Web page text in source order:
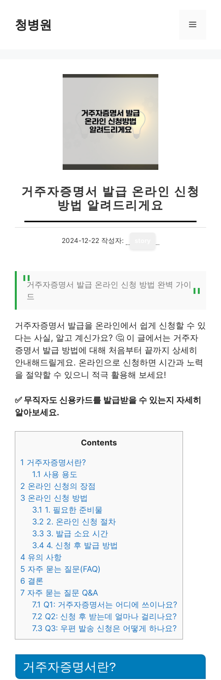
청병원 메
거주자증명서 발급 온라인 신청
방법 알려드리게요
2024-12-22 작성자:
거주자증명서 발급 온라인 신청 방법 완벽 가이
드
거주자증명서 발급을 온라인에서 쉽게 신청할 수 있
다는 사실, 알고 계신가요? 🤔 이 글에서는 거주자
증명서 발급 방법에 대해 처음부터 끝까지 상세히
안내해드릴게요. 온라인으로 신청하면 시간과 노력
을 절약할 수 있으니 적극 활용해 보세요!
✅ 무직자도 신용카드를 발급받을 수 있는지 자세히
알아보세요.
Contents
1 거주자증명서란?
1.1 사용 용도
2 온라인 신청의 장점
3 온라인 신청 방법
3.1 1. 필요한 준비물
3.2 2. 온라인 신청 절차
3.3 3. 발급 소요 시간
3.4 4. 신청 후 발급 방법
4 유의 사항
5 자주 묻는 질문(FAQ)
6 결론
7 자주 묻는 질문 Q&A
7.1 Q1: 거주자증명서는 어디에 쓰이나요?
7.2 Q2: 신청 후 받는데 얼마나 걸리나요?
7.3 Q3: 우편 발송 신청은 어떻게 하나요?
거주자증명서란?